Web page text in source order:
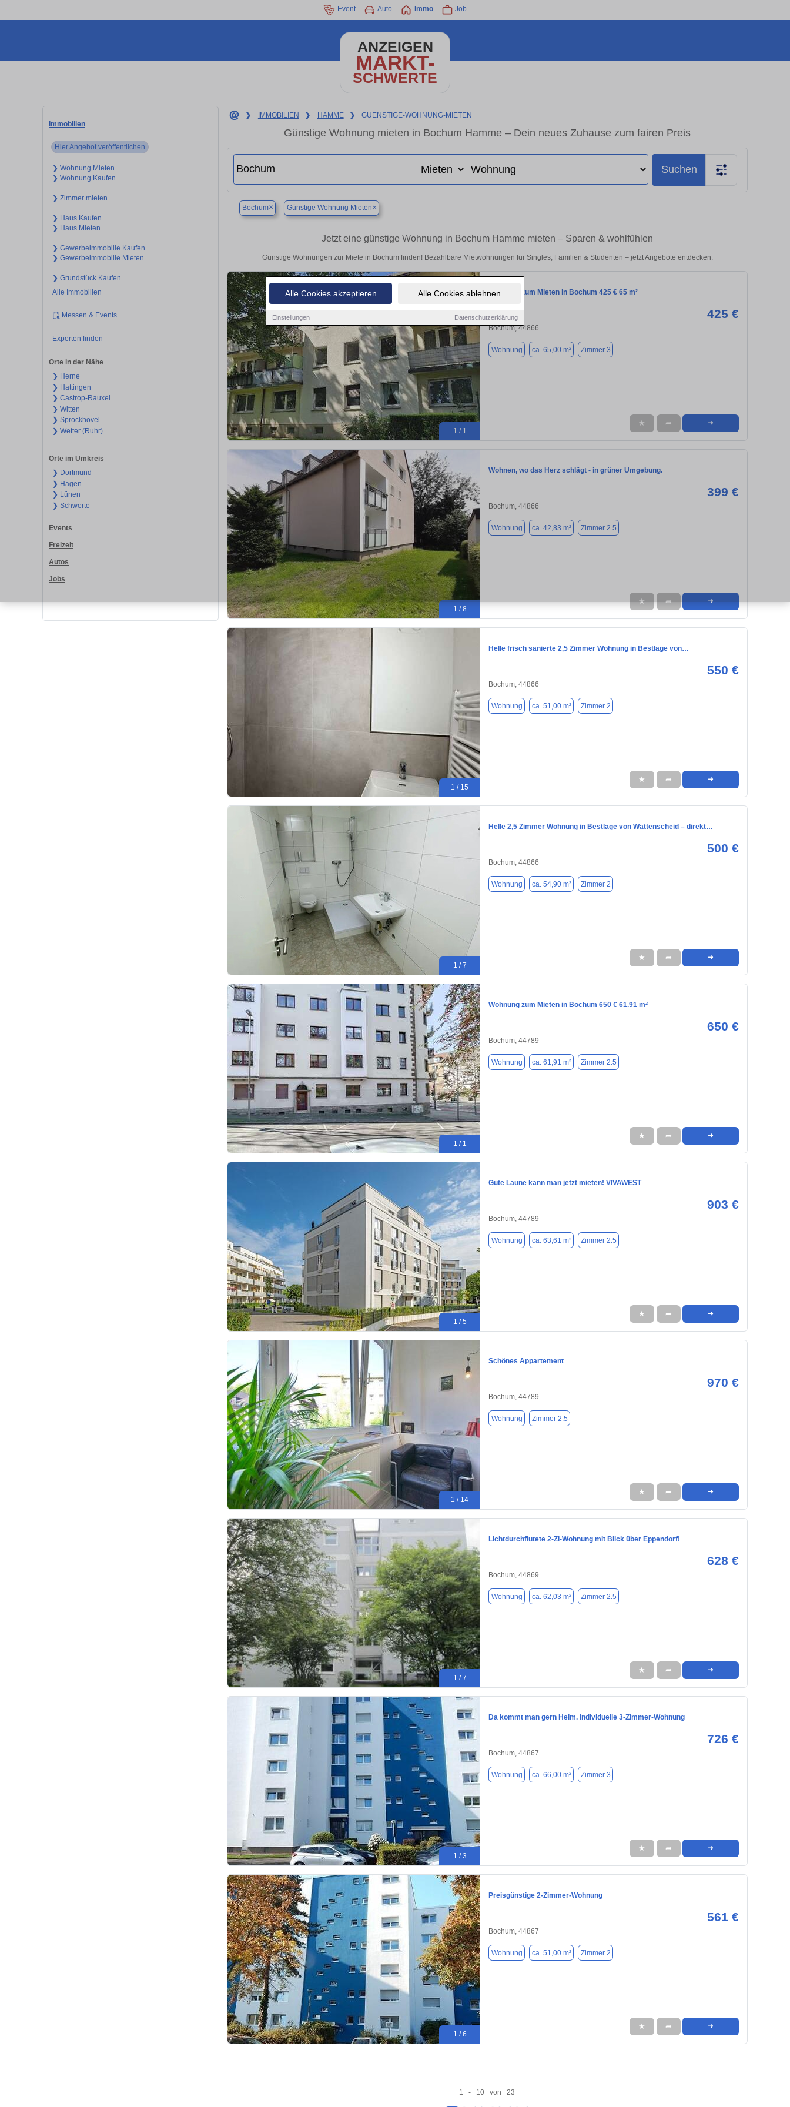
Alle Cookies akzeptieren Alle Cookies ablehnen
Einstellungen Datenschutzerklärung
Event Auto Immo Job
ANZEIGEN
MARKT-
SCHWERTE
Immobilien
Hier Angebot veröffentlichen
❯ Wohnung Mieten
❯ Wohnung Kaufen
❯ Zimmer mieten
❯ Haus Kaufen
❯ Haus Mieten
❯ Gewerbeimmobilie Kaufen
❯ Gewerbeimmobilie Mieten
❯ Grundstück Kaufen
Alle Immobilien
Messen & Events
Experten finden
Orte in der Nähe
❯ Herne
❯ Hattingen
❯ Castrop-Rauxel
❯ Witten
❯ Sprockhövel
❯ Wetter (Ruhr)
Orte im Umkreis
❯ Dortmund
❯ Hagen
❯ Lünen
❯ Schwerte
Events
Freizeit
Autos
Jobs
❯ IMMOBILIEN ❯ HAMME ❯ GUENSTIGE-WOHNUNG-MIETEN
Günstige Wohnung mieten in Bochum Hamme – Dein neues Zuhause zum fairen Preis
Suchen
Bochum× Günstige Wohnung Mieten×
Jetzt eine günstige Wohnung in Bochum Hamme mieten – Sparen & wohlfühlen
Günstige Wohnungen zur Miete in Bochum finden! Bezahlbare Mietwohnungen für Singles, Familien & Studenten – jetzt Angebote entdecken.
1 / 1
Wohnung zum Mieten in Bochum 425 € 65 m²
425 €
Bochum, 44866
Wohnung ca. 65,00 m² Zimmer 3
★ ➦ ➜
1 / 8
Wohnen, wo das Herz schlägt - in grüner Umgebung.
399 €
Bochum, 44866
Wohnung ca. 42,83 m² Zimmer 2.5
★ ➦ ➜
1 / 15
Helle frisch sanierte 2,5 Zimmer Wohnung in Bestlage von…
550 €
Bochum, 44866
Wohnung ca. 51,00 m² Zimmer 2
★ ➦ ➜
1 / 7
Helle 2,5 Zimmer Wohnung in Bestlage von Wattenscheid – direkt…
500 €
Bochum, 44866
Wohnung ca. 54,90 m² Zimmer 2
★ ➦ ➜
1 / 1
Wohnung zum Mieten in Bochum 650 € 61.91 m²
650 €
Bochum, 44789
Wohnung ca. 61,91 m² Zimmer 2.5
★ ➦ ➜
1 / 5
Gute Laune kann man jetzt mieten! VIVAWEST
903 €
Bochum, 44789
Wohnung ca. 63,61 m² Zimmer 2.5
★ ➦ ➜
1 / 14
Schönes Appartement
970 €
Bochum, 44789
Wohnung Zimmer 2.5
★ ➦ ➜
1 / 7
Lichtdurchflutete 2-Zi-Wohnung mit Blick über Eppendorf!
628 €
Bochum, 44869
Wohnung ca. 62,03 m² Zimmer 2.5
★ ➦ ➜
1 / 3
Da kommt man gern Heim. individuelle 3-Zimmer-Wohnung
726 €
Bochum, 44867
Wohnung ca. 66,00 m² Zimmer 3
★ ➦ ➜
1 / 6
Preisgünstige 2-Zimmer-Wohnung
561 €
Bochum, 44867
Wohnung ca. 51,00 m² Zimmer 2
★ ➦ ➜
1 - 10 von 23